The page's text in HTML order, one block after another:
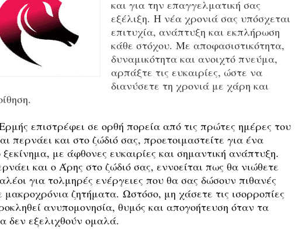
και για την επαγγελματική σας
εξέλιξη. Η νέα χρονιά σας υπόσχεται
επιτυχία, ανάπτυξη και εκπλήρωση
κάθε στόχου. Με αποφασιστικότητα,
δυναμικότητα και ανοιχτό πνεύμα,
αρπάξτε τις ευκαιρίες, ώστε να
διανύσετε τη χρονιά με χάρη και
επιστρέφει σε ορθή πορεία από τις πρώτες ημέρες του
περνάει και στο ζώδιό σας, προετοιμαστείτε για ένα
με άφθονες ευκαιρίες και σημαντική ανάπτυξη.
και ο Άρης στο ζώδιό σας, εννοείται πως θα νιώθετε
για τολμηρές ενέργειες που θα σας δώσουν πιθανές
μακροχρόνια ζητήματα. Ωστόσο, μη χάσετε τις ισορροπίες
ανυπομονησία, θυμός και απογοήτευση όταν τα
δεν εξελιχθούν ομαλά.